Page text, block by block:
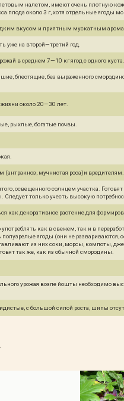
налетом, имеют очень плотную
плода около 3 г, хотя отдельные ягоды
вкусом и приятным мускатным
уже на второй—третий год.
в среднем 7—10 кг ягод с одного куста.
блестящие, без выраженного
около 20—30 лет.
рыхлые, богатые почвы.
(антракноз, мучнистая роса)и вредителям.
освещенного солнцем участка.
Следует только учесть высокую
как декоративное растение для
как в свежем, так и в
полузрелые ягоды (они не
из них соки, морсы, компоты,
так же, как из обычной смородины.
урожая возле йошты необходимо
c большой силой роста, шипы